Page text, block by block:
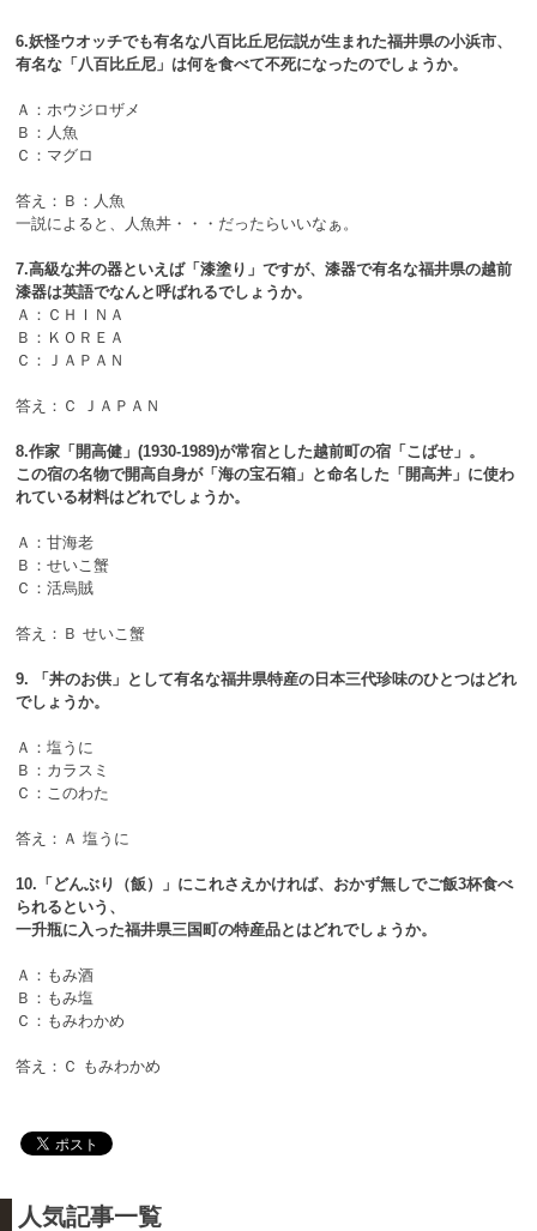
6.妖怪ウオッチでも有名な八百比丘尼伝説が生まれた福井県の小浜市、
有名な「八百比丘尼」は何を食べて不死になったのでしょうか。
Ａ：ホウジロザメ
Ｂ：人魚
Ｃ：マグロ
答え：Ｂ：人魚
一説によると、人魚丼・・・だったらいいなぁ。
7.高級な丼の器といえば「漆塗り」ですが、漆器で有名な福井県の越前
漆器は英語でなんと呼ばれるでしょうか。
Ａ：ＣＨＩＮＡ
Ｂ：ＫＯＲＥＡ
Ｃ：ＪＡＰＡＮ
答え：Ｃ ＪＡＰＡＮ
8.作家「開高健」(1930-1989)が常宿とした越前町の宿「こばせ」。
この宿の名物で開高自身が「海の宝石箱」と命名した「開高丼」に使わ
れている材料はどれでしょうか。
Ａ：甘海老
Ｂ：せいこ蟹
Ｃ：活烏賊
答え：Ｂ せいこ蟹
9. 「丼のお供」として有名な福井県特産の日本三代珍味のひとつはどれ
でしょうか。
Ａ：塩うに
Ｂ：カラスミ
Ｃ：このわた
答え：Ａ 塩うに
10.「どんぶり（飯）」にこれさえかければ、おかず無しでご飯3杯食べ
られるという、
一升瓶に入った福井県三国町の特産品とはどれでしょうか。
Ａ：もみ酒
Ｂ：もみ塩
Ｃ：もみわかめ
答え：Ｃ もみわかめ
人気記事一覧